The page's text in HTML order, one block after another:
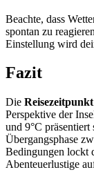
Beachte, dass
spontan zu
Einstellung wird
Fazit
Die
Perspektive der
und 9°C
Übergangsphase
Bedingungen lockt
Abenteuerlustige